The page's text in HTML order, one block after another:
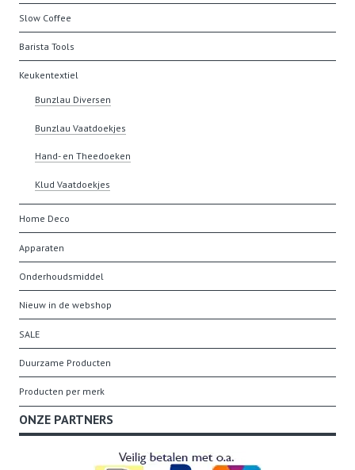
Slow Coffee
Barista Tools
Keukentextiel
Bunzlau Diversen
Bunzlau Vaatdoekjes
Hand- en Theedoeken
Klud Vaatdoekjes
Home Deco
Apparaten
Onderhoudsmiddel
Nieuw in de webshop
SALE
Duurzame Producten
Producten per merk
ONZE PARTNERS